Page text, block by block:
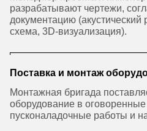
разрабатывают чертежи,
документацию (акустический
схема, 3D-визуализация).
Поставка и монтаж
Монтажная бригада
оборудование в
пусконаладочные работы и